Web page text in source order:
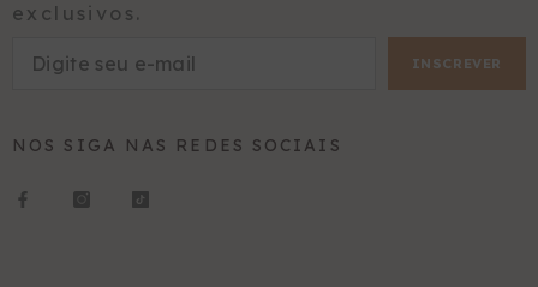
exclusivos.
INSCREVER
NOS SIGA NAS REDES SOCIAIS